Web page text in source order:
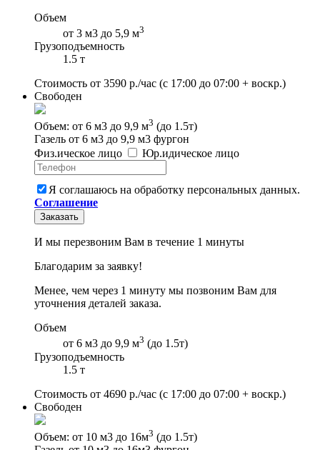
Объем
от 3 м3 до 5,9 м3
Грузоподъемность
1.5 т
Стоимость от 3590 р./час (с 17:00 до 07:00 + воскр.)
Свободен
Объем: от 6 м3 до 9,9 м3 (до 1.5т)
Газель от 6 м3 до 9,9 м3 фургон
Физ.ическое лицо Юр.идическое лицо
Я соглашаюсь на обработку персональных данных.
Соглашение
Заказать
И мы перезвоним Вам в течение 1 минуты
Благодарим за заявку!
Менее, чем через 1 минуту мы позвоним Вам для
уточнения деталей заказа.
Объем
от 6 м3 до 9,9 м3 (до 1.5т)
Грузоподъемность
1.5 т
Стоимость от 4690 р./час (с 17:00 до 07:00 + воскр.)
Свободен
Объем: от 10 м3 до 16м3 (до 1.5т)